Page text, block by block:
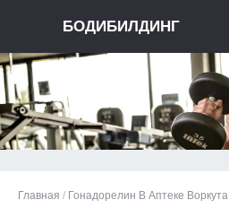
БОДИБИЛДИНГ
Главная / Гонадорелин В Аптеке Воркута